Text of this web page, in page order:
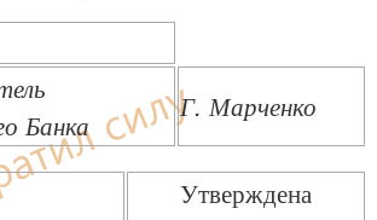
Банка
Г. Марченко
Утверждена